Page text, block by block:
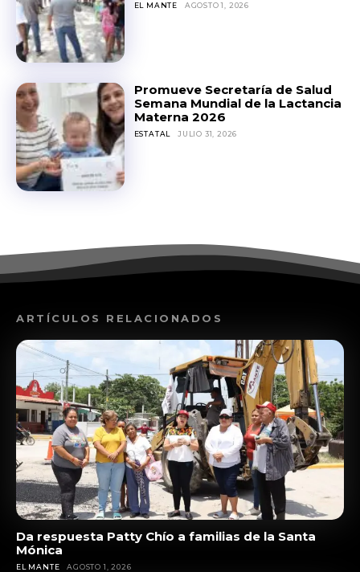
EL MANTE AGOSTO 1, 2026
Promueve Secretaría de Salud
Semana Mundial de la Lactancia
Materna 2026
ESTATAL JULIO 31, 2026
ARTÍCULOS RELACIONADOS
Da respuesta Patty Chío a familias de la Santa
Mónica
EL MANTE AGOSTO 1, 2026